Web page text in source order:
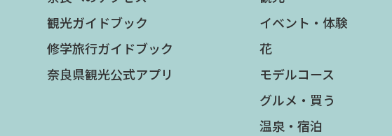
観光ガイドブック
修学旅行ガイドブック
奈良県観光公式アプリ
イベント・体験
花
モデルコース
グルメ・買う
温泉・宿泊